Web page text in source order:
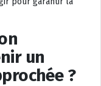
un
?